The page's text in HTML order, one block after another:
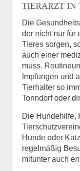
TIERARZT IN
Die
der nicht nur für
Tieres sorgen,
auch einer
muss.
Impfungen und
Tierhalter so
Tonndorf oder
Die Hundehilfe,
Hunde oder
regelmäßig
mitunter auch